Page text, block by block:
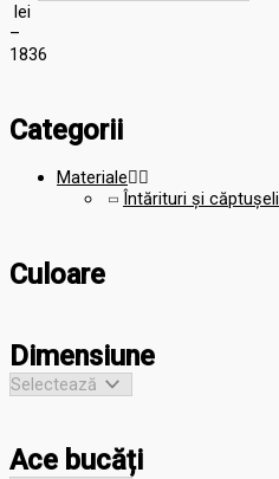
lei
–
1836
Categorii
Materiale
Întărituri și căptușeli
Culoare
Dimensiune
Ace bucăți